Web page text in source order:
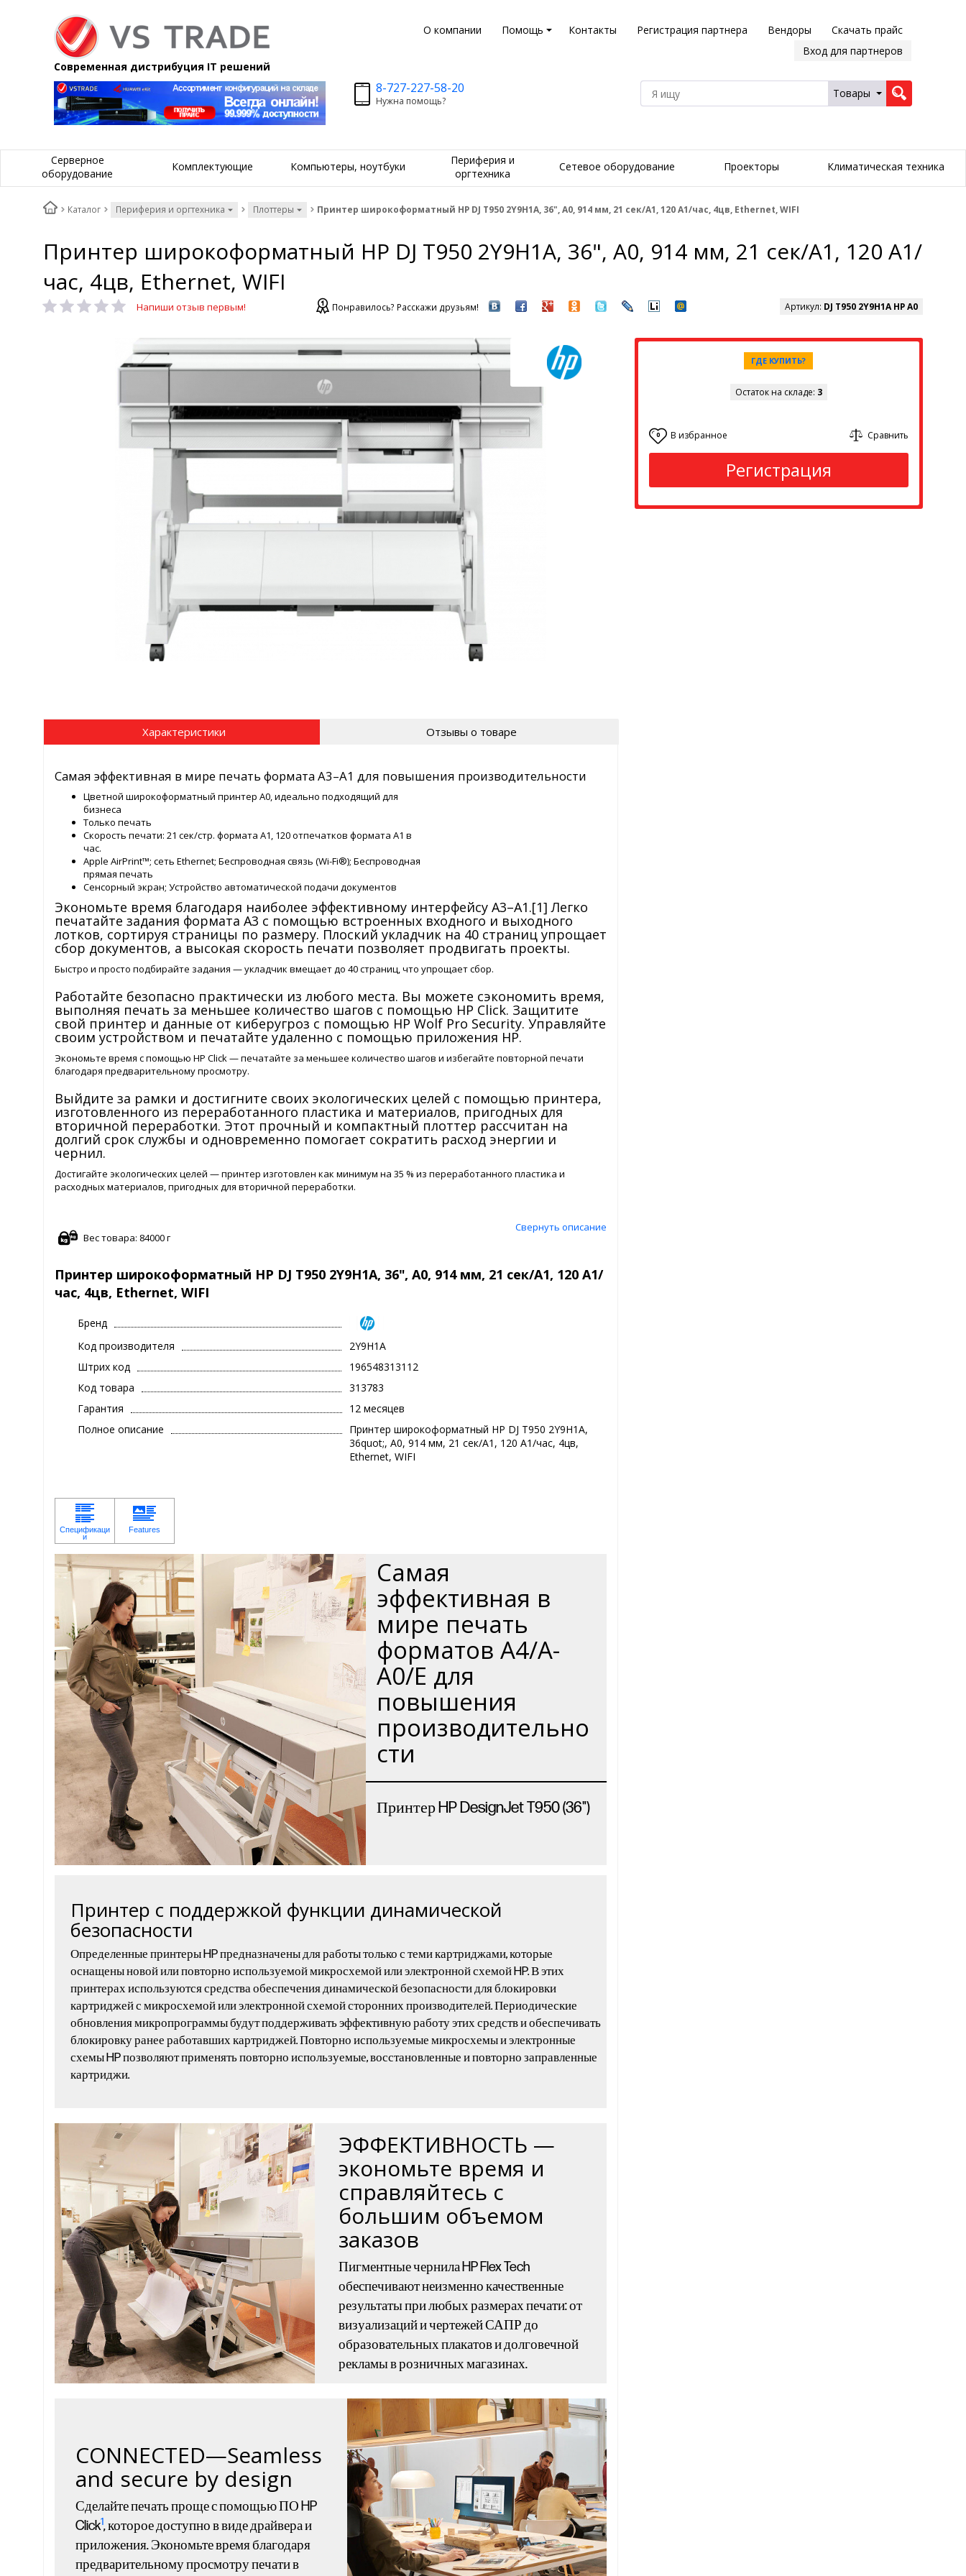
О компании Помощь Контакты Регистрация партнера Вендоры
Скачать прайс
Вход для партнеров
Современная дистрибуция IT решений
8-727-227-58-20
Нужна помощь?
Товары
Серверное
оборудование
Комплектующие Компьютеры, ноутбуки
Периферия и
оргтехника
Сетевое оборудование Проекторы Климатическая техника
Каталог Периферия и оргтехника Плоттеры Принтер широкоформатный HP DJ T950 2Y9H1A, 36", А0, 914 мм, 21 сек/А1, 120 А1/час, 4цв, Ethernet, WIFI
Принтер широкоформатный HP DJ T950 2Y9H1A, 36", А0, 914 мм, 21 сек/А1, 120 А1/
час, 4цв, Ethernet, WIFI
Напиши отзыв первым! Понравилось? Расскажи друзьям! Артикул: DJ T950 2Y9H1A HP A0
ГДЕ КУПИТЬ?
Остаток на складе: 3
0 В избранное Сравнить
Регистрация
Характеристики Отзывы о товаре
Самая эффективная в мире печать формата A3–A1 для повышения производительности
Цветной широкоформатный принтер A0, идеально подходящий для
бизнеса
Только печать
Скорость печати: 21 сек/стр. формата А1, 120 отпечатков формата А1 в
час.
Apple AirPrint™; сеть Ethernet; Беспроводная связь (Wi-Fi®); Беспроводная
прямая печать
Сенсорный экран; Устройство автоматической подачи документов
Экономьте время благодаря наиболее эффективному интерфейсу A3–A1.[1] Легко
печатайте задания формата A3 с помощью встроенных входного и выходного
лотков, сортируя страницы по размеру. Плоский укладчик на 40 страниц упрощает
сбор документов, а высокая скорость печати позволяет продвигать проекты.
Быстро и просто подбирайте задания — укладчик вмещает до 40 страниц, что упрощает сбор.
Работайте безопасно практически из любого места. Вы можете сэкономить время,
выполняя печать за меньшее количество шагов с помощью HP Click. Защитите
свой принтер и данные от киберугроз с помощью HP Wolf Pro Security. Управляйте
своим устройством и печатайте удаленно с помощью приложения HP.
Экономьте время с помощью HP Click — печатайте за меньшее количество шагов и избегайте повторной печати
благодаря предварительному просмотру.
Выйдите за рамки и достигните своих экологических целей с помощью принтера,
изготовленного из переработанного пластика и материалов, пригодных для
вторичной переработки. Этот прочный и компактный плоттер рассчитан на
долгий срок службы и одновременно помогает сократить расход энергии и
чернил.
Достигайте экологических целей — принтер изготовлен как минимум на 35 % из переработанного пластика и
расходных материалов, пригодных для вторичной переработки.
Свернуть описание
Вес товара: 84000 г
Принтер широкоформатный HP DJ T950 2Y9H1A, 36", А0, 914 мм, 21 сек/А1, 120 А1/
час, 4цв, Ethernet, WIFI
Бренд
Код производителя
2Y9H1A
Штрих код
196548313112
Код товара
313783
Гарантия
12 месяцев
Полное описание
Принтер широкоформатный HP DJ T950 2Y9H1A,
36quot;, А0, 914 мм, 21 сек/А1, 120 А1/час, 4цв,
Ethernet, WIFI
Самая
эффективная в
мире печать
форматов A4/A-
A0/E для
повышения
производительно
сти
Принтер HP DesignJet T950 (36")
Принтер с поддержкой функции динамической
безопасности
Определенные принтеры HP предназначены для работы только с теми картриджами, которые
оснащены новой или повторно используемой микросхемой или электронной схемой HP. В этих
принтерах используются средства обеспечения динамической безопасности для блокировки
картриджей с микросхемой или электронной схемой сторонних производителей. Периодические
обновления микропрограммы будут поддерживать эффективную работу этих средств и обеспечивать
блокировку ранее работавших картриджей. Повторно используемые микросхемы и электронные
схемы HP позволяют применять повторно используемые, восстановленные и повторно заправленные
картриджи.
ЭФФЕКТИВНОСТЬ —
экономьте время и
справляйтесь с
большим объемом
заказов
Пигментные чернила HP Flex Tech
обеспечивают неизменно качественные
результаты при любых размерах печати: от
визуализаций и чертежей САПР до
образовательных плакатов и долговечной
рекламы в розничных магазинах.
CONNECTED—Seamless
and secure by design
Сделайте печать проще с помощью ПО HP
Click1, которое доступно в виде драйвера и
приложения. Экономьте время благодаря
предварительному просмотру печати в